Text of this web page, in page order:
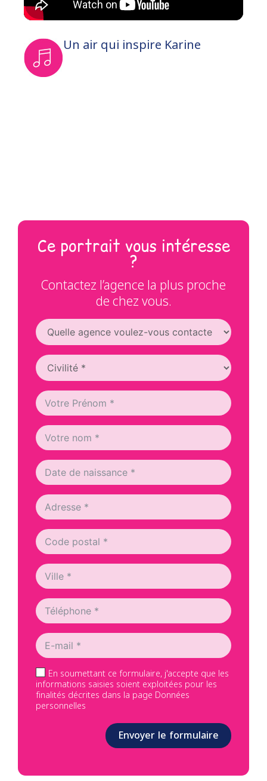
Un air qui inspire Karine
Ce portrait vous intéresse
?
Contactez l’agence la plus proche
de chez vous.
En soumettant ce formulaire, j'accepte que les
informations saisies soient exploitées pour les
finalités décrites dans la page Données
personnelles
Envoyer le formulaire